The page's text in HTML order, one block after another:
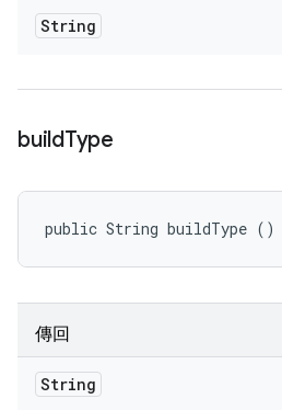
String
buildType
public String buildType ()
傳回
String